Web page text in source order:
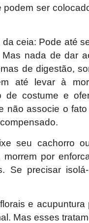
ser
ceia: Pode até
nada de dar
de digestão,
até levar à
de costume e
não associe o
seu cachorro
por
Se precisar
e
Mas esses